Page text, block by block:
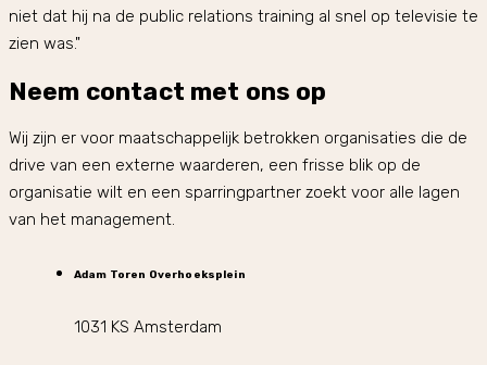
niet dat hij na de public relations training al snel op televisie te
zien was."
Neem contact met ons op
Wij zijn er voor maatschappelijk betrokken organisaties die de
drive van een externe waarderen, een frisse blik op de
organisatie wilt en een sparringpartner zoekt voor alle lagen
van het management.
Adam Toren Overhoeksplein
1031 KS Amsterdam